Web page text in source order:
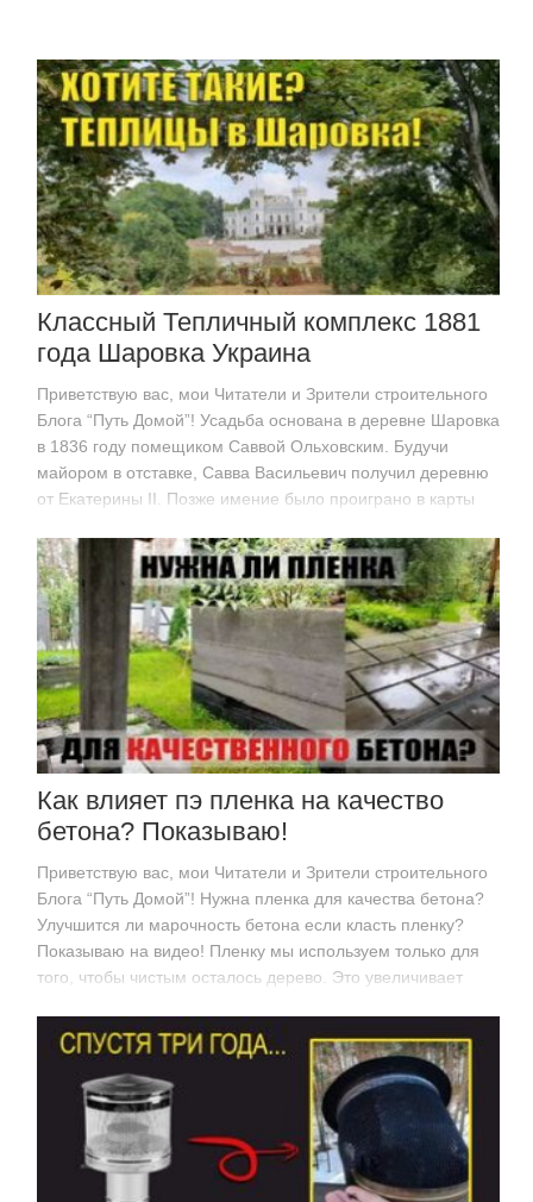
Классный Тепличный комплекс 1881
года Шаровка Украина
Приветствую вас, мои Читатели и Зрители строительного
Блога “Путь Домой”! Усадьба основана в деревне Шаровка
в 1836 году помещиком Саввой Ольховским. Будучи
майором в отставке, Савва Васильевич получил деревню
от Екатерины II. Позже имение было проиграно в карты
Как влияет пэ пленка на качество
бетона? Показываю!
Приветствую вас, мои Читатели и Зрители строительного
Блога “Путь Домой”! Нужна пленка для качества бетона?
Улучшится ли марочность бетона если класть пленку?
Показываю на видео! Пленку мы используем только для
того, чтобы чистым осталось дерево. Это увеличивает